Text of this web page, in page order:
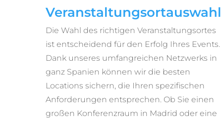
Veranstaltungsortauswahl
Die Wahl des richtigen Veranstaltungsortes
ist entscheidend für den Erfolg Ihres Events.
Dank unseres umfangreichen Netzwerks in
ganz Spanien können wir die besten
Locations sichern, die Ihren spezifischen
Anforderungen entsprechen. Ob Sie einen
großen Konferenzraum in Madrid oder eine